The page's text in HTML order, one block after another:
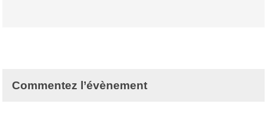
Commentez l’évènement